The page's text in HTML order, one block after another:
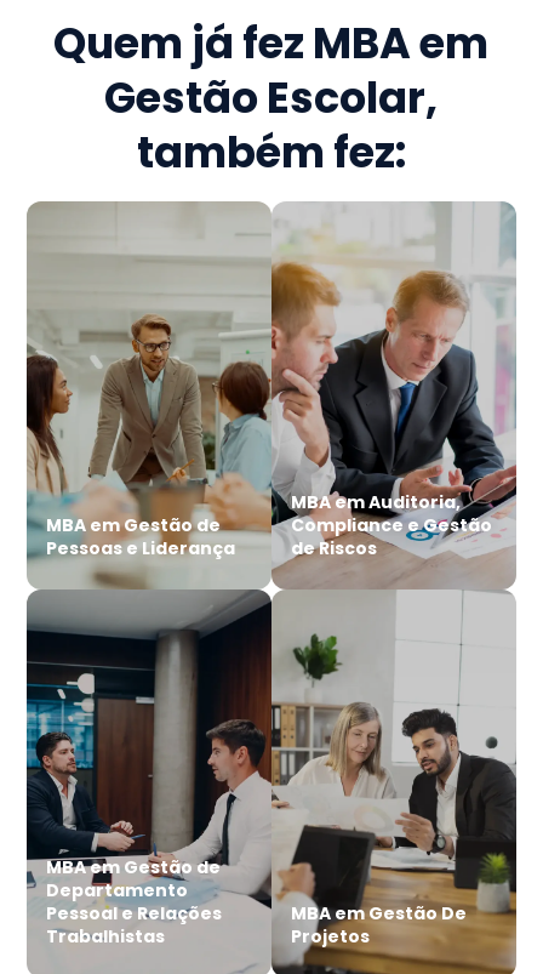
Quem já fez MBA em
Gestão Escolar,
também fez:
MBA em Gestão de
Pessoas e Liderança
MBA em Auditoria,
Compliance e Gestão
de Riscos
MBA em Gestão de
Departamento
Pessoal e Relações
Trabalhistas
MBA em Gestão De
Projetos